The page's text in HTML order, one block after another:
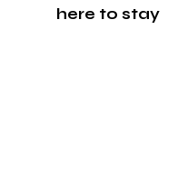
here to stay